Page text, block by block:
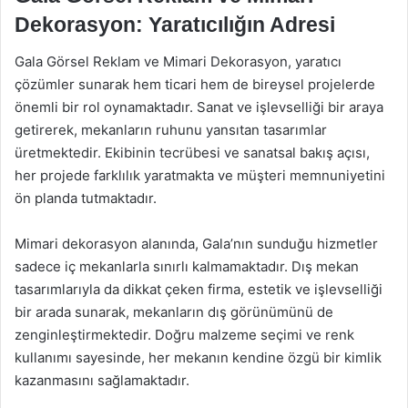
Dekorasyon: Yaratıcılığın Adresi
Gala Görsel Reklam ve Mimari Dekorasyon, yaratıcı
çözümler sunarak hem ticari hem de bireysel projelerde
önemli bir rol oynamaktadır. Sanat ve işlevselliği bir araya
getirerek, mekanların ruhunu yansıtan tasarımlar
üretmektedir. Ekibinin tecrübesi ve sanatsal bakış açısı,
her projede farklılık yaratmakta ve müşteri memnuniyetini
ön planda tutmaktadır.
Mimari dekorasyon alanında, Gala’nın sunduğu hizmetler
sadece iç mekanlarla sınırlı kalmamaktadır. Dış mekan
tasarımlarıyla da dikkat çeken firma, estetik ve işlevselliği
bir arada sunarak, mekanların dış görünümünü de
zenginleştirmektedir. Doğru malzeme seçimi ve renk
kullanımı sayesinde, her mekanın kendine özgü bir kimlik
kazanmasını sağlamaktadır.